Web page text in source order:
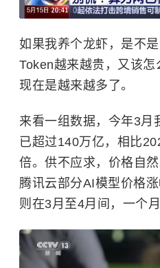
如果我养个龙虾，是不
Token越来越贵，又该
现在是越来越多了。
来看一组数据，今年3月
已超过140万亿，相比
倍。供不应求，价格自
腾讯云部分AI模型价格
则在3月至4月间，一个